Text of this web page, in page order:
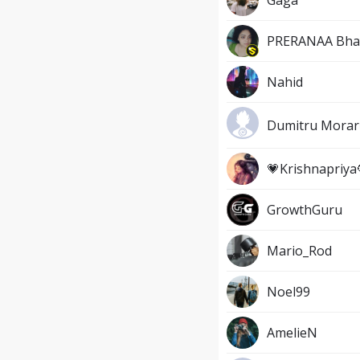
PRERANAA
Nahid
Dumitru
GrowthGuru
Mario_Rod
Noel99
AmelieN